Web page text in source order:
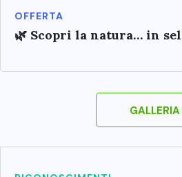
OFFERTA
🌿 Scopri la natura… in
GALLERIA